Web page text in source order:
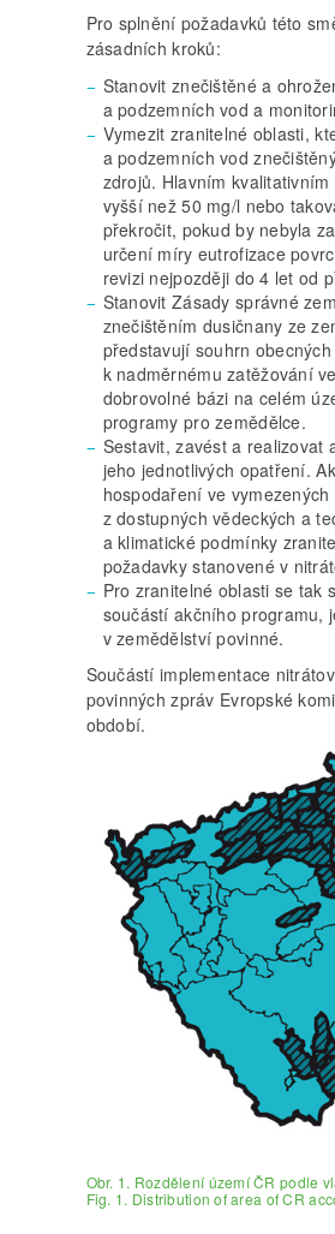
Pro splnění požadavků této
zásadních kroků:
Stanovit znečištěné a
a podzemních vod a
Vymezit zranitelné oblasti,
a podzemních vod
zdrojů. Hlavním
vyšší než 50 mg/l nebo
překročit, pokud by nebyla
určení míry eutrofizace
revizi nejpozději do 4 let od
Stanovit Zásady správné
znečištěním dusičnany ze
představují souhrn
k nadměrnému zatěžování
dobrovolné bázi na celém
programy pro zemědělce.
Sestavit, zavést a realizovat
jeho jednotlivých opatření.
hospodaření ve
z dostupných vědeckých a
a klimatické podmínky
požadavky stanovené v
Pro zranitelné oblasti se tak
součástí akčního programu,
v zemědělství povinné.
Součástí implementace
povinných zpráv Evropské
období.
Obr. 1. Rozdělení území ČR podle
Fig. 1. Distribution of area of CR